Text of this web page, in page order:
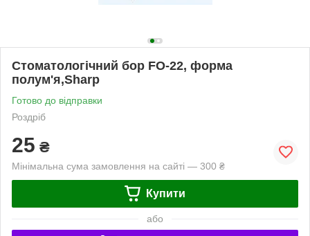
Стоматологічний бор FO-22, форма
полум'я,Sharp
Готово до відправки
Роздріб
25 ₴
Мінімальна сума замовлення на сайті — 300 ₴
Купити
або